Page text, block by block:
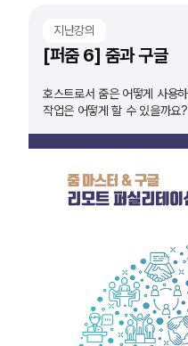
지난강의
[퍼줌 6] 줌과 구글
호스트로서 줌은 어떻게 사용
작업은 어떻게 할 수 있을까요